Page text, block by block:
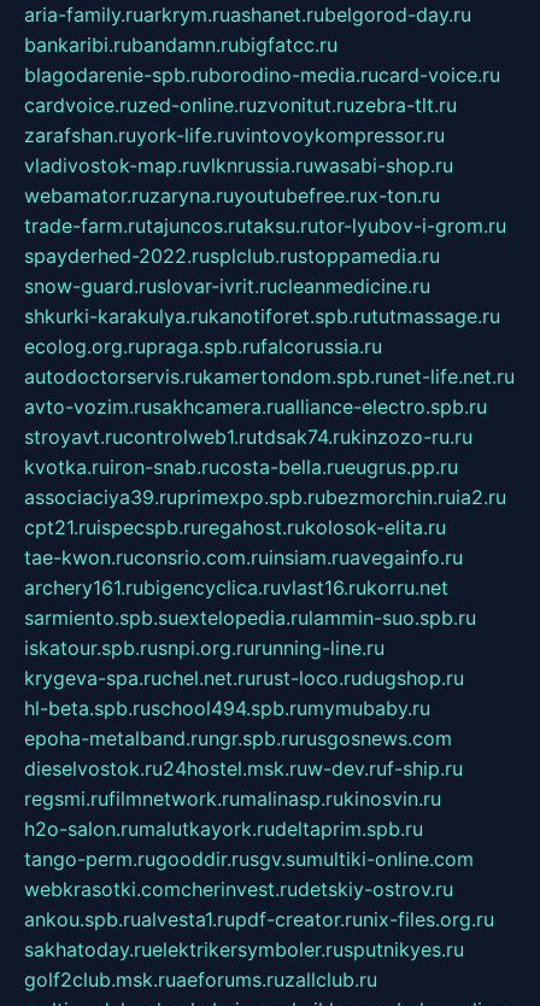
aria-family.ruarkrym.ruashanet.rubelgorod-day.ru
bankaribi.rubandamn.rubigfatcc.ru
blagodarenie-spb.ruborodino-media.rucard-voice.ru
cardvoice.ruzed-online.ruzvonitut.ruzebra-tlt.ru
zarafshan.ruyork-life.ruvintovoykompressor.ru
vladivostok-map.ruvlknrussia.ruwasabi-shop.ru
webamator.ruzaryna.ruyoutubefree.rux-ton.ru
trade-farm.rutajuncos.rutaksu.rutor-lyubov-i-grom.ru
spayderhed-2022.rusplclub.rustoppamedia.ru
snow-guard.ruslovar-ivrit.rucleanmedicine.ru
shkurki-karakulya.rukanotiforet.spb.rututmassage.ru
ecolog.org.rupraga.spb.rufalcorussia.ru
autodoctorservis.rukamertondom.spb.runet-life.net.ru
avto-vozim.rusakhcamera.rualliance-electro.spb.ru
stroyavt.rucontrolweb1.rutdsak74.rukinzozo-ru.ru
kvotka.ruiron-snab.rucosta-bella.rueugrus.pp.ru
associaciya39.ruprimexpo.spb.rubezmorchin.ruia2.ru
cpt21.ruispecspb.ruregahost.rukolosok-elita.ru
tae-kwon.ruconsrio.com.ruinsiam.ruavegainfo.ru
archery161.rubigencyclica.ruvlast16.rukorru.net
sarmiento.spb.suextelopedia.rulammin-suo.spb.ru
iskatour.spb.rusnpi.org.rurunning-line.ru
krygeva-spa.ruchel.net.rurust-loco.rudugshop.ru
hl-beta.spb.ruschool494.spb.rumymubaby.ru
epoha-metalband.rungr.spb.rurusgosnews.com
dieselvostok.ru24hostel.msk.ruw-dev.ruf-ship.ru
regsmi.rufilmnetwork.rumalinasp.rukinosvin.ru
h2o-salon.rumalutkayork.rudeltaprim.spb.ru
tango-perm.rugooddir.rusgv.sumultiki-online.com
webkrasotki.comcherinvest.rudetskiy-ostrov.ru
ankou.spb.rualvesta1.rupdf-creator.runix-files.org.ru
sakhatoday.ruelektrikersymboler.rusputnikyes.ru
golf2club.msk.ruaeforums.ruzallclub.ru